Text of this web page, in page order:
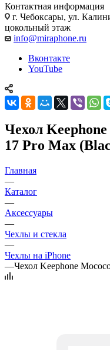
Контактная информация
г. Чебоксары, ул.
цокольный этаж
info@miraphone.ru
Вконтакте
YouTube
Чехол
17 Pro Max
Главная
—
Каталог
—
Аксессуары
—
Чехлы и стекла
—
Чехлы на iPhone
—Чехол Keephone